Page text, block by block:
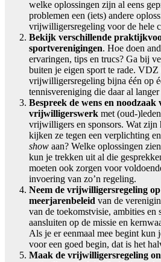
welke oplossingen zijn al eens
problemen een (iets) andere
vrijwilligersregeling voor de hele
Bekijk verschillende
sportverenigingen. Hoe doen
ervaringen, tips en trucs? Ga bij
buiten je eigen sport te rade.
vrijwilligersregeling bijna één op
tennisvereniging die daar al
Bespreek de wens en noodzaak
vrijwilligerswerk met (oud-
vrijwilligers en sponsors. Wat zijn
kijken ze tegen een verplichting
show aan? Welke oplossingen
kun je trekken uit al die
moeten ook zorgen voor
invoering van zo’n regeling.
Neem de vrijwilligersregeling
meerjarenbeleid van de
van de toekomstvisie, ambities en
aansluiten op de missie en
Als je er eenmaal mee begint kun
voor een goed begin, dat is het
Maak de vrijwilligersregeling